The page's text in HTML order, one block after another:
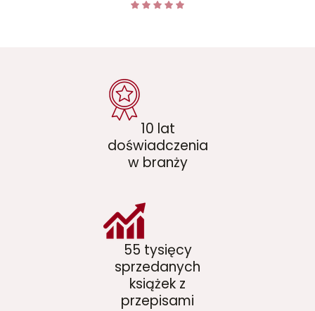
10 lat
doświadczenia
w branży
55 tysięcy
sprzedanych
książek z
przepisami